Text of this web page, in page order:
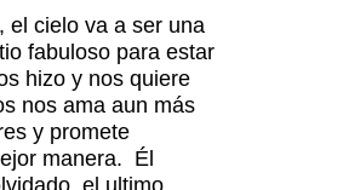
el cielo va a ser una
fabuloso para estar
hizo y nos quiere
nos ama aun más
y promete
manera. Él
el ultimo